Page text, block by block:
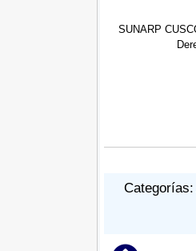
SUNARP CUSCO: Practicante De
Categorías: